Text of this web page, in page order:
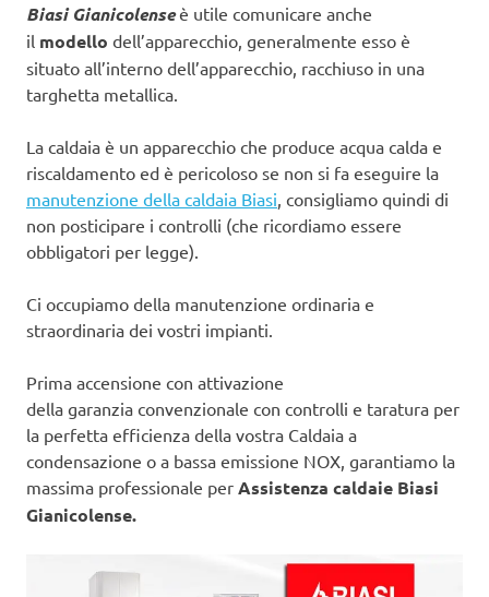
Biasi Gianicolenseè utile comunicare anche
il modello dell’apparecchio, generalmente esso è
situato all’interno dell’apparecchio, racchiuso in una
targhetta metallica.
La caldaia è un apparecchio che produce acqua calda e
riscaldamento ed è pericoloso se non si fa eseguire la
manutenzione della caldaia Biasi , consigliamo quindi di
non posticipare i controlli (che ricordiamo essere
obbligatori per legge).
Ci occupiamo della manutenzione ordinaria e
straordinaria dei vostri impianti.
Prima accensione con attivazione
della garanzia convenzionale con controlli e taratura per
la perfetta efficienza della vostra Caldaia a
condensazione o a bassa emissione NOX, garantiamo la
massima professionale per Assistenza caldaie Biasi
Gianicolense.